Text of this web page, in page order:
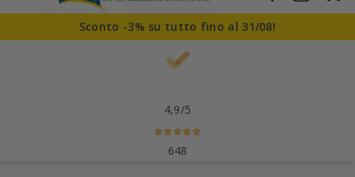
Sconto -3% su tutto fino al 31/08!
4,9/5
648